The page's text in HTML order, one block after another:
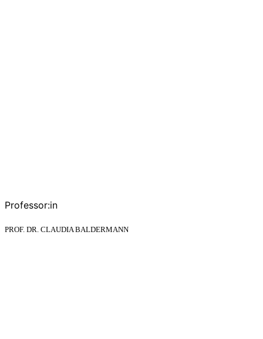
Professor:in
PROF. DR. CLAUDIA BALDERMANN